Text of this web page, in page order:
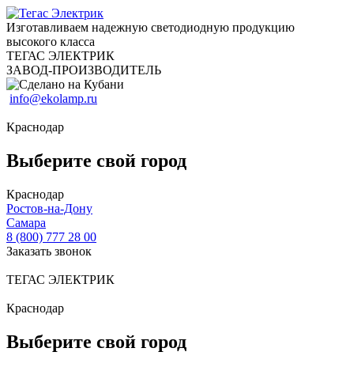
Изготавливаем надежную светодиодную продукцию
высокого класса
ТЕГАС ЭЛЕКТРИК
ЗАВОД-ПРОИЗВОДИТЕЛЬ
info@ekolamp.ru
Краснодар
Выберите свой город
Краснодар
Ростов-на-Дону
Самара
8 (800) 777 28 00
Заказать звонок
ТЕГАС ЭЛЕКТРИК
Краснодар
Выберите свой город